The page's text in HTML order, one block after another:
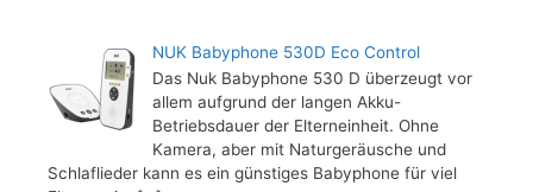
NUK Babyphone 530D Eco Control
Das Nuk Babyphone 530 D überzeugt vor
allem aufgrund der langen Akku-
Betriebsdauer der Elterneinheit. Ohne
Kamera, aber mit Naturgeräusche und
Schlaflieder kann es ein günstiges Babyphone für viel